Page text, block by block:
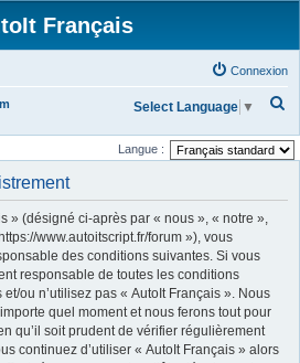
Français
Connexion
c
Select Language ▼
Langue :
» (désigné ci-après par « nous », « notre »,
www.autoitscript.fr/forum »), vous
des conditions suivantes. Si vous
responsable de toutes les conditions
ou n’utilisez pas « AutoIt Français ». Nous
quel moment et nous ferons tout pour
qu’il soit prudent de vérifier régulièrement
continuez d’utiliser « AutoIt Français » alors